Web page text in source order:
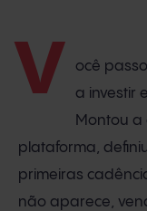
V
ocê
a investir
Montou
plataforma,
primeiras
não aparece,